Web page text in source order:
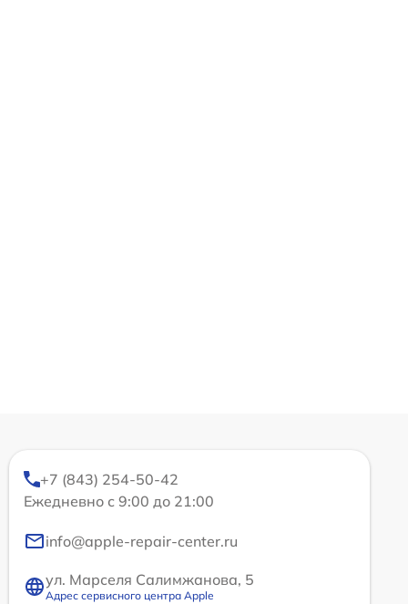
+7 (843) 254-50-42
Ежедневно с 9:00 до 21:00
info@apple-repair-center.ru
ул. Марселя Салимжанова, 5
Адрес сервисного центра Apple